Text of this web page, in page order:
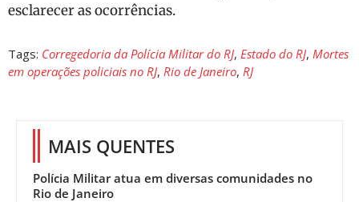
esclarecer as ocorrências.
Tags: Corregedoria da Polícia Militar do RJ, Estado do RJ, Mortes
em operações policiais no RJ, Rio de Janeiro, RJ
MAIS QUENTES
Polícia Militar atua em diversas comunidades no
Rio de Janeiro